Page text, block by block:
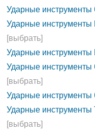
Ударные инструменты
Ударные инструменты
[выбрать]
Ударные инструменты
Ударные
[выбрать]
Ударные инструменты
Ударные инструменты
[выбрать]